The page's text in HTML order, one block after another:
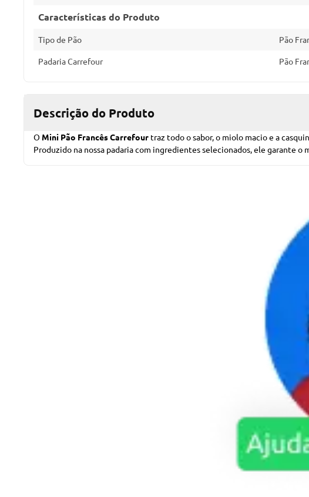
Características do Produto
Tipo de Pão Pão
Padaria Carrefour Pão
Descrição do Produto
O Mini Pão Francês Carrefour traz todo o sabor, o miolo macio e a
Produzido na nossa padaria com ingredientes selecionados, ele garante o